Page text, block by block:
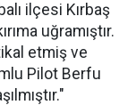
ilçesi Kırbaş
uğramıştır.
etmiş ve
Pilot Berfu